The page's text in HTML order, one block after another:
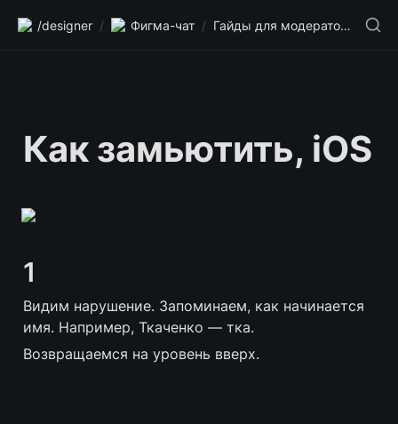
/designer / Фигма-чат / Гайды для модераторов
Как замьютить, iOS
1
Видим нарушение. Запоминаем, как начинается
имя. Например, Ткаченко — тка.
Возвращаемся на уровень вверх.